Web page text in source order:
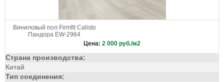
Виниловый пол Firmfit Calisto
Пандора EW-2964
Цена: 2 000 руб./м2
Страна производства:
Китай
Тип соединения: